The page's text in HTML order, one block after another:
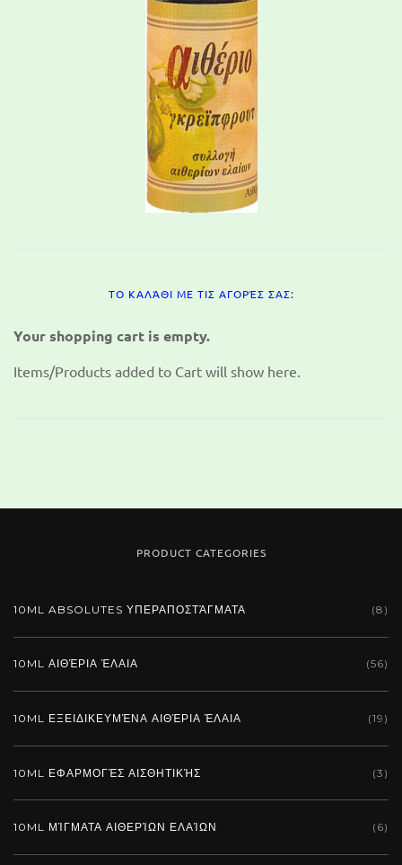
ΤΟ ΚΑΛΆΘΙ ΜΕ ΤΙΣ ΑΓΟΡΈΣ ΣΑΣ:
Your shopping cart is empty.
Items/Products added to Cart will show here.
PRODUCT CATEGORIES
10ML ABSOLUTES ΥΠΕΡΑΠΟΣΤΆΓΜΑΤΑ (8)
10ML ΑΙΘΈΡΙΑ ΈΛΑΙΑ (56)
10ML ΕΞΕΙΔΙΚΕΥΜΈΝΑ ΑΙΘΈΡΙΑ ΈΛΑΙΑ (19)
10ML ΕΦΑΡΜΟΓΈΣ ΑΙΣΘΗΤΙΚΉΣ (3)
10ML ΜΊΓΜΑΤΑ ΑΙΘΕΡΊΩΝ ΕΛΑΊΩΝ (6)